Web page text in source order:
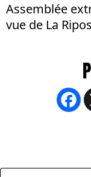
Assemblée
vue de La